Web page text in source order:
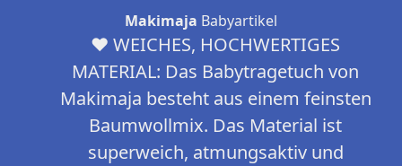
Makimaja Babyartikel
❤ WEICHES, HOCHWERTIGES
MATERIAL: Das Babytragetuch von
Makimaja besteht aus einem feinsten
Baumwollmix. Das Material ist
superweich, atmungsaktiv und